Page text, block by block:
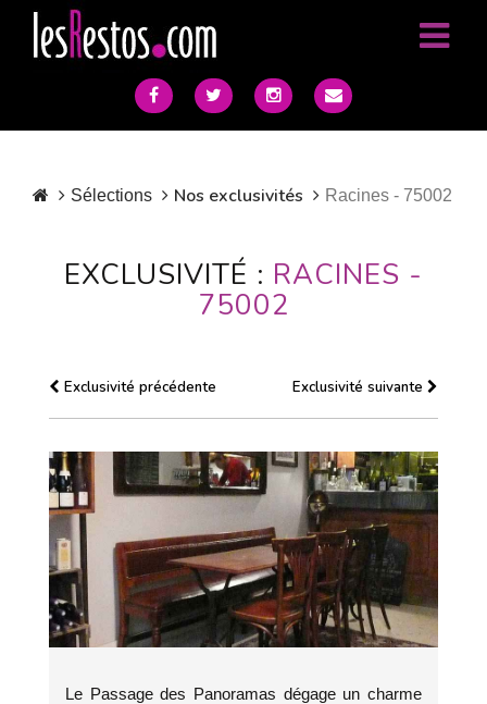
Sélections Nos exclusivités Racines - 75002
EXCLUSIVITÉ : RACINES -
75002
Exclusivité précédente Exclusivité suivante
Le Passage des Panoramas dégage un charme